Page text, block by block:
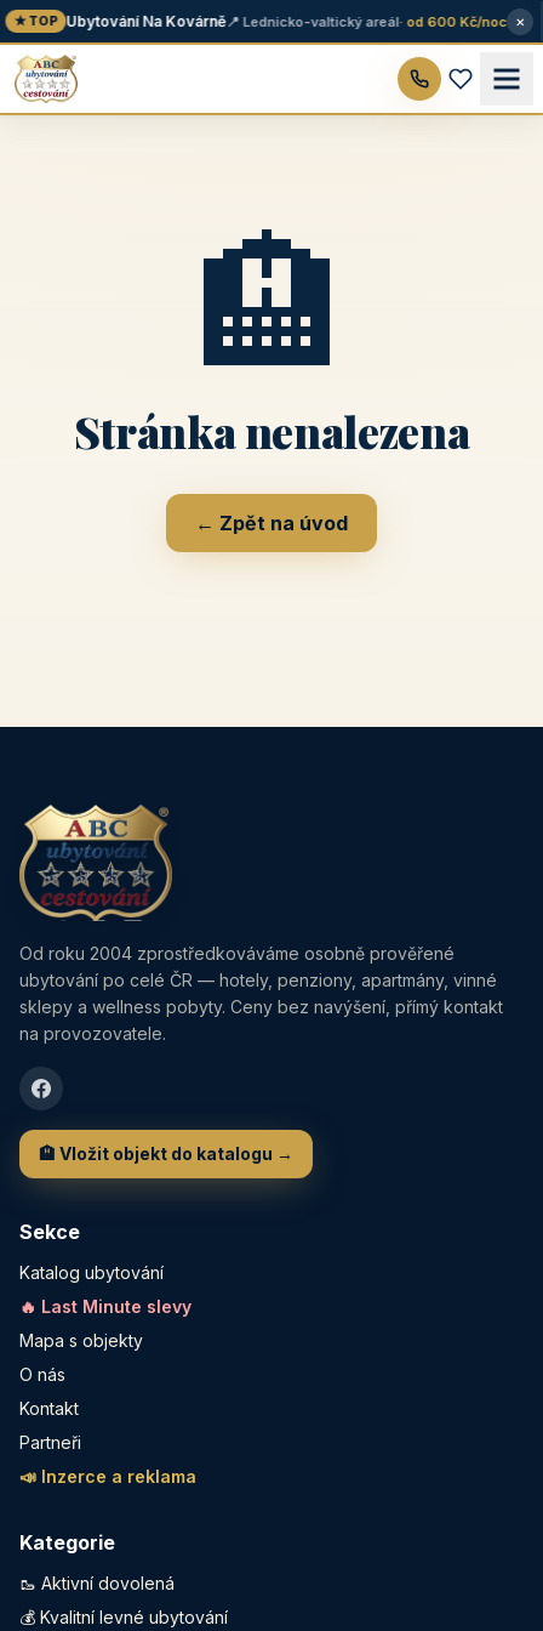
★ TOP Ubytování Na Kovárně📍 Lednicko-valtický areál· od 600 Kč/noc ×
🏨
Stránka nenalezena
← Zpět na úvod
Od roku 2004 zprostředkováváme osobně prověřené
ubytování po celé ČR — hotely, penziony, apartmány, vinné
sklepy a wellness pobyty. Ceny bez navýšení, přímý kontakt
na provozovatele.
🏨 Vložit objekt do katalogu →
Sekce
Katalog ubytování
🔥 Last Minute slevy
Mapa s objekty
O nás
Kontakt
Partneři
📣 Inzerce a reklama
Kategorie
🥾 Aktivní dovolená
💰 Kvalitní levné ubytování